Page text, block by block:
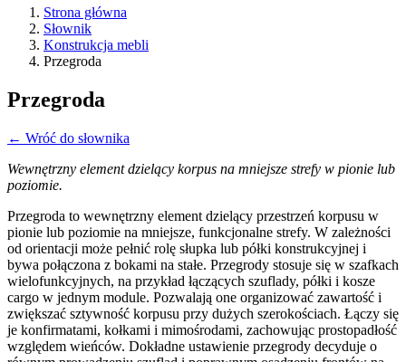
Strona główna
Słownik
Konstrukcja mebli
Przegroda
Przegroda
← Wróć do słownika
Wewnętrzny element dzielący korpus na mniejsze strefy w pionie lub
poziomie.
Przegroda to wewnętrzny element dzielący przestrzeń korpusu w
pionie lub poziomie na mniejsze, funkcjonalne strefy. W zależności
od orientacji może pełnić rolę słupka lub półki konstrukcyjnej i
bywa połączona z bokami na stałe. Przegrody stosuje się w szafkach
wielofunkcyjnych, na przykład łączących szuflady, półki i kosze
cargo w jednym module. Pozwalają one organizować zawartość i
zwiększać sztywność korpusu przy dużych szerokościach. Łączy się
je konfirmatami, kołkami i mimośrodami, zachowując prostopadłość
względem wieńców. Dokładne ustawienie przegrody decyduje o